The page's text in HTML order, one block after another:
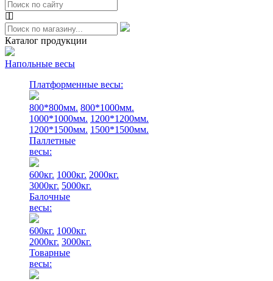
Каталог продукции
Напольные весы
Платформенные весы:
800*800мм. 800*1000мм.
1000*1000мм. 1200*1200мм.
1200*1500мм. 1500*1500мм.
Паллетные
весы:
600кг. 1000кг. 2000кг.
3000кг. 5000кг.
Балочные
весы:
600кг. 1000кг.
2000кг. 3000кг.
Товарные
весы: